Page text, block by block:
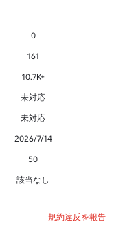
0
161
10.7K+
未対応
未対応
2026/7/14
50
該当なし
規約違反を報告